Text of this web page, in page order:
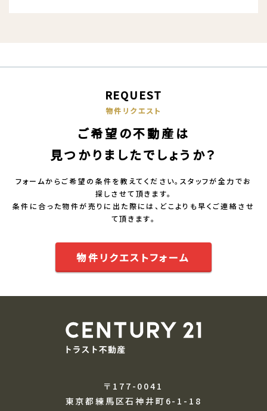
REQUEST
物件リクエスト
ご希望の不動産は
見つかりましたでしょうか？
フォームからご希望の条件を教えてください。スタッフが全力でお
探しさせて頂きます。
条件に合った物件が売りに出た際には、どこよりも早くご連絡させ
て頂きます。
物件リクエストフォーム
〒177-0041
東京都練馬区石神井町6-1-18